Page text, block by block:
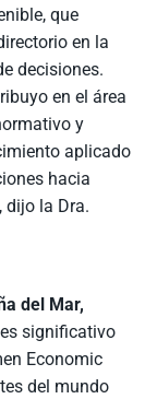
que
en la
decisiones.
en el área
y
aplicado
hacia
dijo la Dra.
del Mar,
significativo
Economic
del mundo